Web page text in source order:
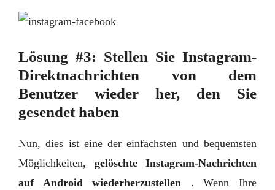
Lösung #3: Stellen Sie Instagram-
Direktnachrichten von dem
Benutzer wieder her, den Sie
gesendet haben
Nun, dies ist eine der einfachsten und bequemsten
Möglichkeiten, gelöschte Instagram-Nachrichten
auf Android wiederherzustellen . Wenn Ihre